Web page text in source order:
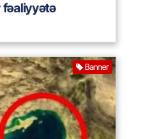
fəaliyyətə
Banner